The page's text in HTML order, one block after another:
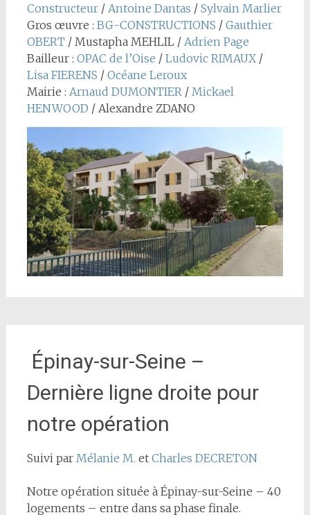
Constructeur/ Antoine Dantas / Sylvain Marlier
Gros œuvre : BG-CONSTRUCTIONS / Gauthier
OBERT/ Mustapha MEHLIL / Adrien Page
Bailleur : OPAC de l’Oise / Ludovic RIMAUX/
Lisa FIERENS / Océane Leroux
Mairie : Arnaud DUMONTIER/ Mickael
HENWOOD / Alexandre ZDANO
Épinay-sur-Seine –
Dernière ligne droite pour
notre opération
Suivi par Mélanie M. et Charles DECRETON
Notre opération située à Épinay-sur-Seine – 40
logements – entre dans sa phase finale.